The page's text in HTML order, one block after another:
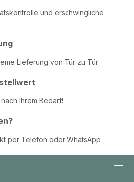
und erschwingliche
Lieferung von Tür zu Tür
Ihrem Bedarf!
per Telefon oder WhatsApp